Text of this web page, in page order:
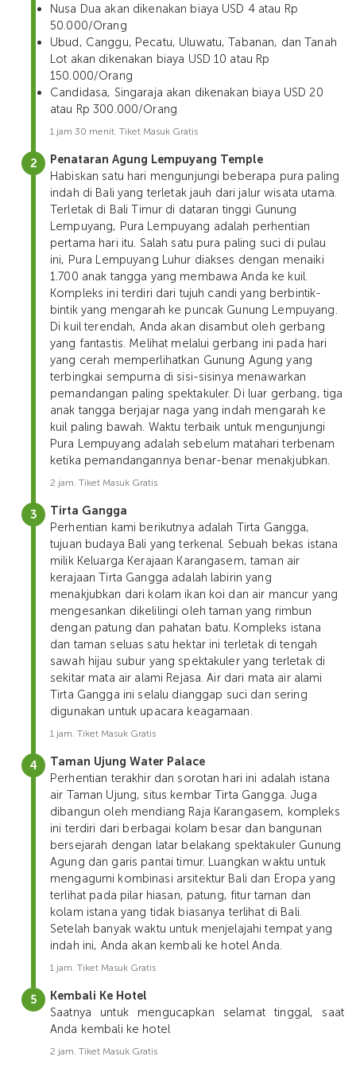
Nusa Dua akan dikenakan biaya USD 4 atau Rp
50.000/Orang
Ubud, Canggu, Pecatu, Uluwatu, Tabanan, dan Tanah
Lot akan dikenakan biaya USD 10 atau Rp
150.000/Orang
Candidasa, Singaraja akan dikenakan biaya USD 20
atau Rp 300.000/Orang
1 jam 30 menit. Tiket Masuk Gratis
Penataran Agung Lempuyang Temple
Habiskan satu hari mengunjungi beberapa pura paling
indah di Bali yang terletak jauh dari jalur wisata utama.
Terletak di Bali Timur di dataran tinggi Gunung
Lempuyang, Pura Lempuyang adalah perhentian
pertama hari itu. Salah satu pura paling suci di pulau
ini, Pura Lempuyang Luhur diakses dengan menaiki
1.700 anak tangga yang membawa Anda ke kuil.
Kompleks ini terdiri dari tujuh candi yang berbintik-
bintik yang mengarah ke puncak Gunung Lempuyang.
Di kuil terendah, Anda akan disambut oleh gerbang
yang fantastis. Melihat melalui gerbang ini pada hari
yang cerah memperlihatkan Gunung Agung yang
terbingkai sempurna di sisi-sisinya menawarkan
pemandangan paling spektakuler. Di luar gerbang, tiga
anak tangga berjajar naga yang indah mengarah ke
kuil paling bawah. Waktu terbaik untuk mengunjungi
Pura Lempuyang adalah sebelum matahari terbenam
ketika pemandangannya benar-benar menakjubkan.
2 jam. Tiket Masuk Gratis
Tirta Gangga
Perhentian kami berikutnya adalah Tirta Gangga,
tujuan budaya Bali yang terkenal. Sebuah bekas istana
milik Keluarga Kerajaan Karangasem, taman air
kerajaan Tirta Gangga adalah labirin yang
menakjubkan dari kolam ikan koi dan air mancur yang
mengesankan dikelilingi oleh taman yang rimbun
dengan patung dan pahatan batu. Kompleks istana
dan taman seluas satu hektar ini terletak di tengah
sawah hijau subur yang spektakuler yang terletak di
sekitar mata air alami Rejasa. Air dari mata air alami
Tirta Gangga ini selalu dianggap suci dan sering
digunakan untuk upacara keagamaan.
1 jam. Tiket Masuk Gratis
Taman Ujung Water Palace
Perhentian terakhir dan sorotan hari ini adalah istana
air Taman Ujung, situs kembar Tirta Gangga. Juga
dibangun oleh mendiang Raja Karangasem, kompleks
ini terdiri dari berbagai kolam besar dan bangunan
bersejarah dengan latar belakang spektakuler Gunung
Agung dan garis pantai timur. Luangkan waktu untuk
mengagumi kombinasi arsitektur Bali dan Eropa yang
terlihat pada pilar hiasan, patung, fitur taman dan
kolam istana yang tidak biasanya terlihat di Bali.
Setelah banyak waktu untuk menjelajahi tempat yang
indah ini, Anda akan kembali ke hotel Anda.
1 jam. Tiket Masuk Gratis
Kembali Ke Hotel
Saatnya untuk mengucapkan selamat tinggal, saat
Anda kembali ke hotel
2 jam. Tiket Masuk Gratis